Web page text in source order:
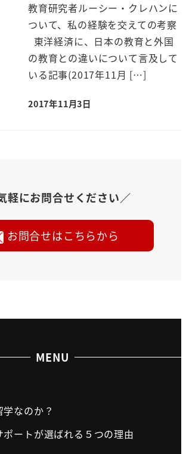
教育研究者ルーシー・クレハンに
ついて、私の経験を交えての考察
東洋経済に、日本の教育と外国
の教育との違いについて言及して
いる記事(2017年11月 […]
2017年11月3日
軽にお問合せください／
お問合せはこちらから
MENU
なのか？
ートが選ばれる５つの理由